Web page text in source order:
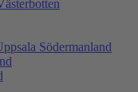
Södermanland